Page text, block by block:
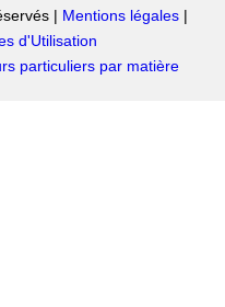
| Mentions légales|
d'Utilisation
particuliers par matière